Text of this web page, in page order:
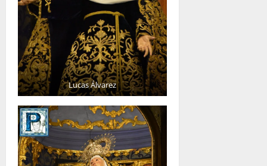
Lucas Álvarez